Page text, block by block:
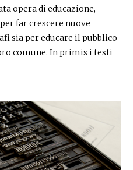
opera di educazione,
far crescere nuove
sia per educare il pubblico
comune. In primis i testi